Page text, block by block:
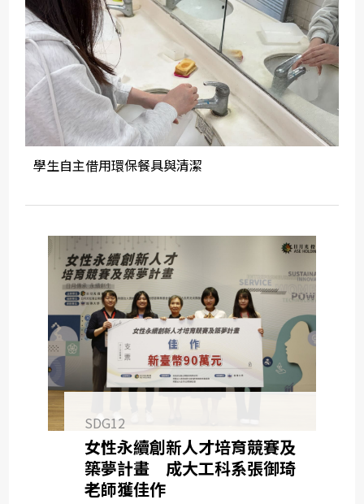
學生自主借用環保餐具與清潔
SDG12
女性永續創新人才培育競賽及
築夢計畫 成大工科系張御琦
老師獲佳作